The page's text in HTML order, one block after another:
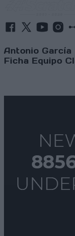
Antonio García
Ficha Equipo